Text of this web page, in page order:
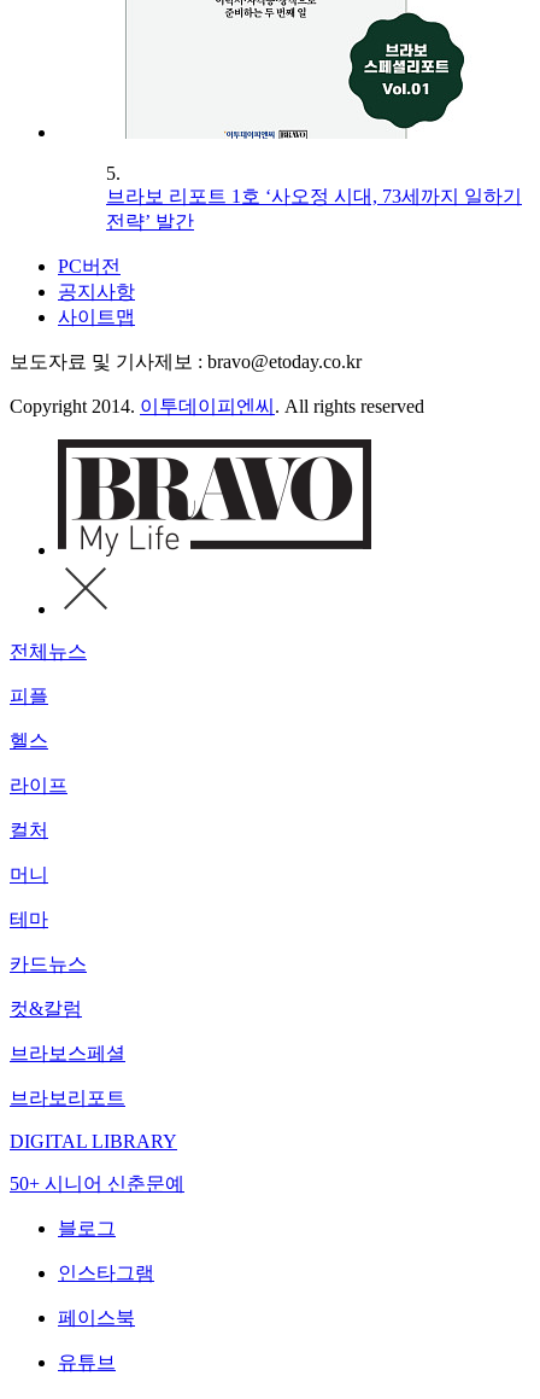
5.
브라보 리포트 1호 ‘사오정 시대, 73세까지 일하기
전략’ 발간
PC버전
공지사항
사이트맵
보도자료 및 기사제보 : bravo@etoday.co.kr
Copyright 2014. 이투데이피엔씨 . All rights reserved
전체뉴스
피플
헬스
라이프
컬처
머니
테마
카드뉴스
컷&칼럼
브라보스페셜
브라보리포트
DIGITAL LIBRARY
50+ 시니어 신춘문예
블로그
인스타그램
페이스북
유튜브